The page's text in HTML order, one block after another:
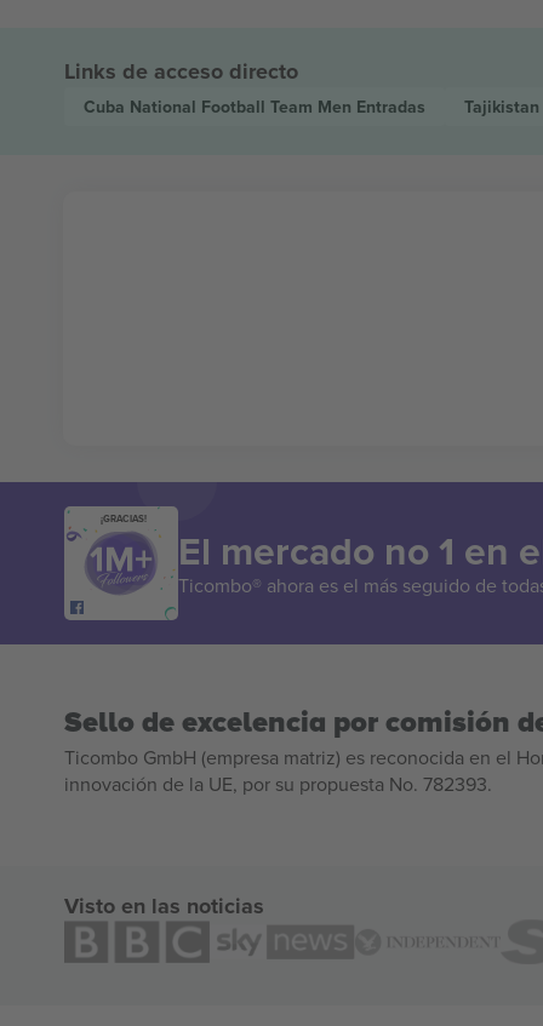
Links de acceso directo
Cuba National Football Team Men Entradas
¡GRACIAS!
El mercado no 1 en
Ticombo® ahora es el más seguido de
Sello de excelencia por comisión
Ticombo GmbH (empresa matriz) es reconocida en el
innovación de la UE, por su propuesta No. 782393.
Visto en las noticias